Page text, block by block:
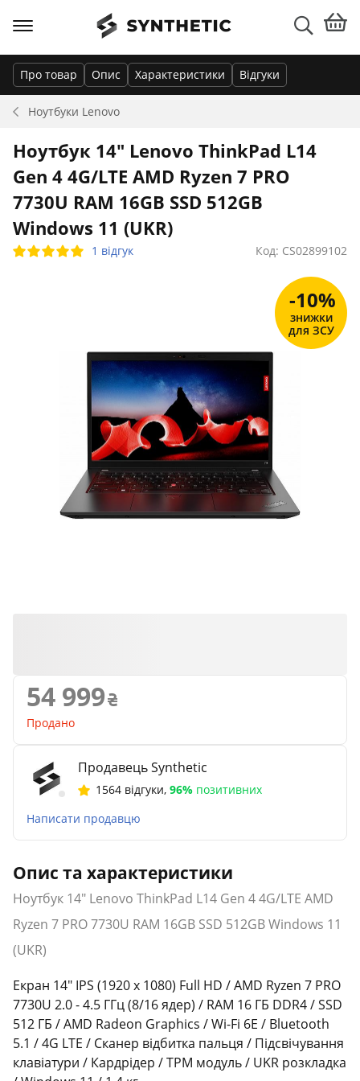
Ноутбуки Lenovo
Про товар Опис Характеристики Відгуки
Ноутбук 14" Lenovo ThinkPad L14
Gen 4 4G/LTE AMD Ryzen 7 PRO
7730U RAM 16GB SSD 512GB
Windows 11 (UKR)
1 відгук Код: CS02899102
-10%
знижки
для ЗСУ
54 999
Продано
Продавець Synthetic
1564 відгуки, 96% позитивних
Написати продавцю
Опис та характеристики
Ноутбук 14" Lenovo ThinkPad L14 Gen 4 4G/LTE AMD
Ryzen 7 PRO 7730U RAM 16GB SSD 512GB Windows 11
(UKR)
Екран 14" IPS (1920 х 1080) Full HD / AMD Ryzen 7 PRO
7730U 2.0 - 4.5 ГГц (8/16 ядер) / RAM 16 ГБ DDR4 / SSD
512 ГБ / AMD Radeon Graphics / Wi-Fi 6E / Bluetooth
5.1 / 4G LTE / Сканер відбитка пальця / Підсвічування
клавіатури / Кардрідер / TPM модуль / UKR розкладка